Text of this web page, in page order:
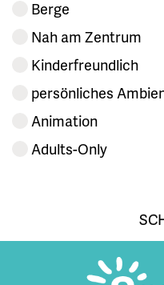
Berge
Nah am Zentrum
Kinderfreundlich
persönliches
Animation
Adults-Only